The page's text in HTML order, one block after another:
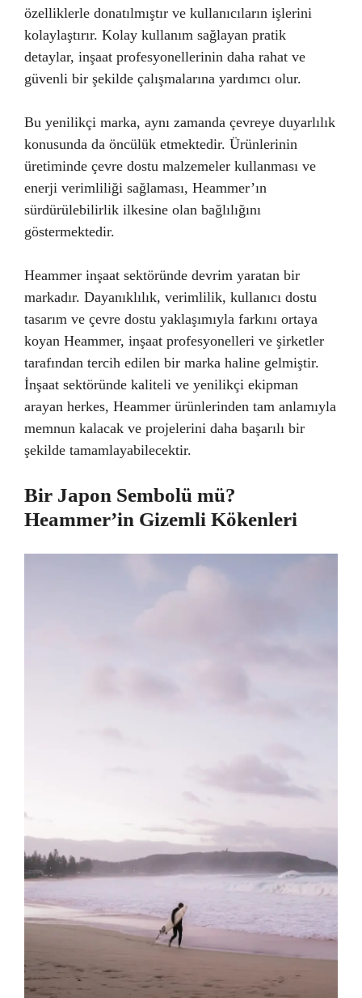
özelliklerle donatılmıştır ve kullanıcıların işlerini
kolaylaştırır. Kolay kullanım sağlayan pratik
detaylar, inşaat profesyonellerinin daha rahat ve
güvenli bir şekilde çalışmalarına yardımcı olur.
Bu yenilikçi marka, aynı zamanda çevreye duyarlılık
konusunda da öncülük etmektedir. Ürünlerinin
üretiminde çevre dostu malzemeler kullanması ve
enerji verimliliği sağlaması, Heammer’ın
sürdürülebilirlik ilkesine olan bağlılığını
göstermektedir.
Heammer inşaat sektöründe devrim yaratan bir
markadır. Dayanıklılık, verimlilik, kullanıcı dostu
tasarım ve çevre dostu yaklaşımıyla farkını ortaya
koyan Heammer, inşaat profesyonelleri ve şirketler
tarafından tercih edilen bir marka haline gelmiştir.
İnşaat sektöründe kaliteli ve yenilikçi ekipman
arayan herkes, Heammer ürünlerinden tam anlamıyla
memnun kalacak ve projelerini daha başarılı bir
şekilde tamamlayabilecektir.
Bir Japon Sembolü mü?
Heammer’in Gizemli Kökenleri